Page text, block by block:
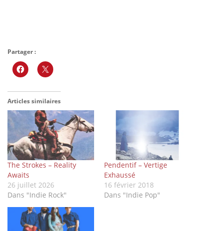
Partager :
Articles similaires
The Strokes – Reality
Awaits
26 juillet 2026
Dans "Indie Rock"
Pendentif – Vertige
Exhaussé
16 février 2018
Dans "Indie Pop"